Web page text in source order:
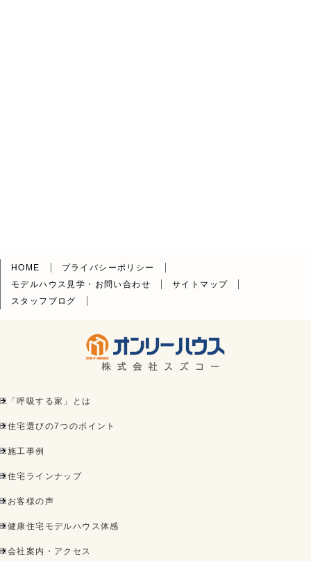
HOME
プライバシーポリシー
モデルハウス見学・お問い合わせ
サイトマップ
スタッフブログ
「呼吸する家」とは
住宅選びの7つのポイント
施工事例
住宅ラインナップ
お客様の声
健康住宅モデルハウス体感
会社案内・アクセス